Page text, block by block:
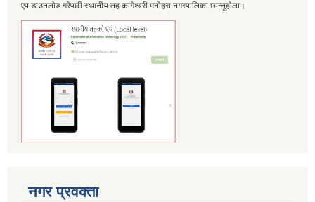
एप डाउनलोड गरेपछी स्थानीय तह कागेश्वरी मनोहरा नगरपालिका छान्नुहोला।
नगर प्रवक्ता